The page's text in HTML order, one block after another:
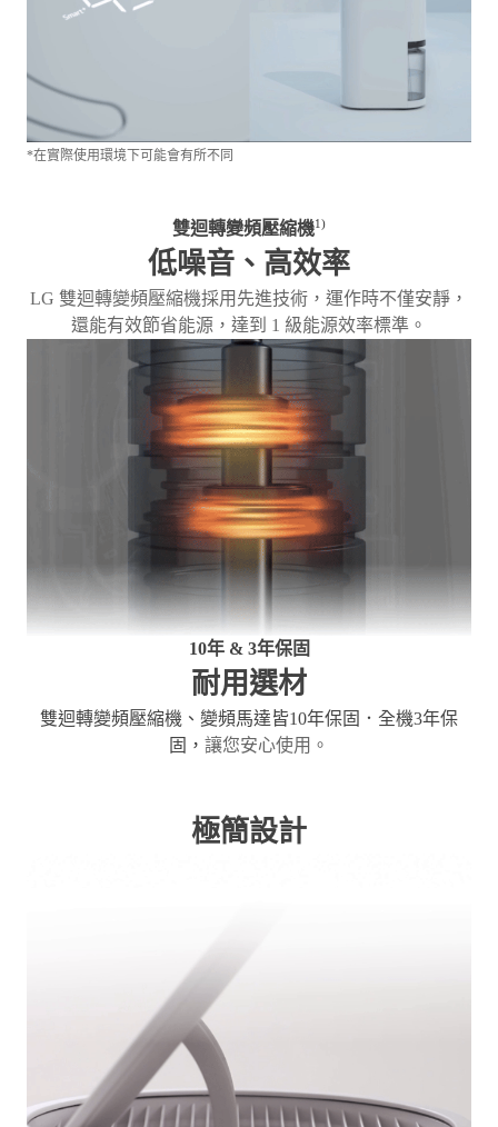
*在實際使用環境下可能會有所不同
雙迴轉變頻壓縮機1)
低噪音、高效率
LG 雙迴轉變頻壓縮機採用先進技術，運作時不僅安靜，
還能有效節省能源，達到 1 級能源效率標準。
10年 & 3年保固
耐用選材
雙迴轉變頻壓縮機、變頻馬達皆10年保固．全機3年保
固， 讓您安心使用。
極簡設計